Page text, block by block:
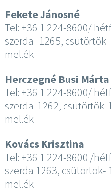
Fekete Jánosné
Tel: +36 1 224-8600/
szerda- 1265,
mellék
Herczegné Busi Márta
Tel: +36 1 224-8600/
szerda-1262,
mellék
Kovács Krisztina
Tel: +36 1 224-8600 /
szerda 1263, csütörtök-
mellék